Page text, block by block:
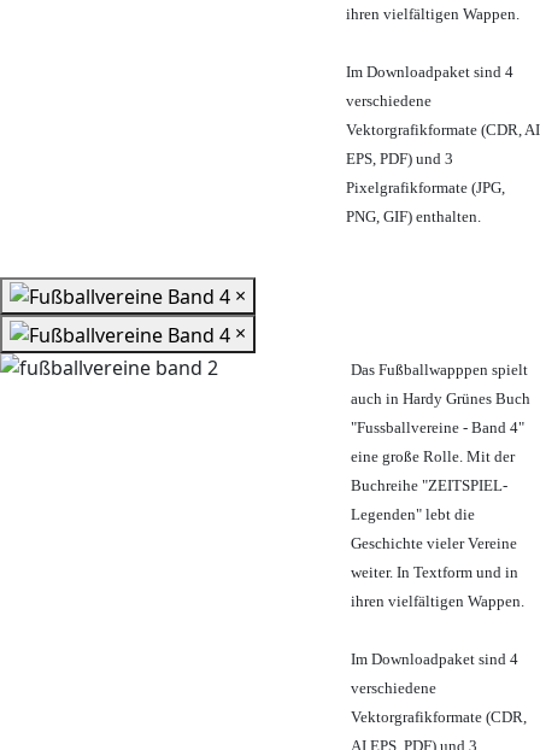
ihren vielfältigen Wappen.
Im Downloadpaket sind 4
verschiedene
Vektorgrafikformate (CDR, AI
EPS, PDF) und 3
Pixelgrafikformate (JPG,
PNG, GIF) enthalten.
×
×
Das Fußballwapppen spielt
auch in Hardy Grünes Buch
"Fussballvereine - Band 4"
eine große Rolle. Mit der
Buchreihe "ZEITSPIEL-
Legenden" lebt die
Geschichte vieler Vereine
weiter. In Textform und in
ihren vielfältigen Wappen.
Im Downloadpaket sind 4
verschiedene
Vektorgrafikformate (CDR,
AI EPS, PDF) und 3